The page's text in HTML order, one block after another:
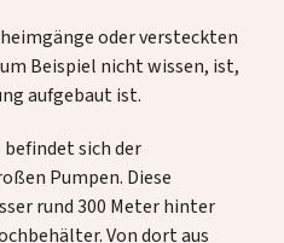
oder versteckten
Beispiel nicht wissen, ist,
aufgebaut ist.
sich der
Pumpen. Diese
rund 300 Meter hinter
Von dort aus